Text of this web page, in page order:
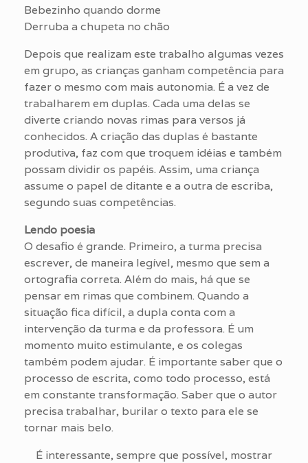
Bebezinho quando dorme
Derruba a chupeta no chão
Depois que realizam este trabalho algumas vezes
em grupo, as crianças ganham competência para
fazer o mesmo com mais autonomia. É a vez de
trabalharem em duplas. Cada uma delas se
diverte criando novas rimas para versos já
conhecidos. A criação das duplas é bastante
produtiva, faz com que troquem idéias e também
possam dividir os papéis. Assim, uma criança
assume o papel de ditante e a outra de escriba,
segundo suas competências.
Lendo poesia
O desafio é grande. Primeiro, a turma precisa
escrever, de maneira legível, mesmo que sem a
ortografia correta. Além do mais, há que se
pensar em rimas que combinem. Quando a
situação fica difícil, a dupla conta com a
intervenção da turma e da professora. É um
momento muito estimulante, e os colegas
também podem ajudar. É importante saber que o
processo de escrita, como todo processo, está
em constante transformação. Saber que o autor
precisa trabalhar, burilar o texto para ele se
tornar mais belo.
É interessante, sempre que possível, mostrar